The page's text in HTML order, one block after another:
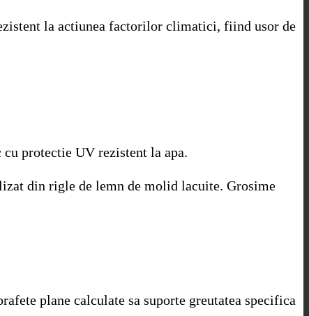
la actiunea factorilor climatici, fiind usor de
protectie UV rezistent la apa.
din rigle de lemn de molid lacuite. Grosime
plane calculate sa suporte greutatea specifica